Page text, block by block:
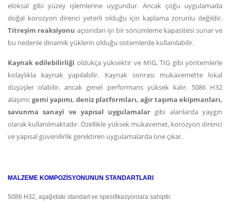
eloksal gibi yüzey işlemlerine uygundur. Ancak çoğu uygulamada
doğal korozyon direnci yeterli olduğu için kaplama zorunlu değildir.
Titreşim reaksiyonu açısından iyi bir sönümleme kapasitesi sunar ve
bu nedenle dinamik yüklerin olduğu sistemlerde kullanılabilir.
Kaynak edilebilirliği oldukça yüksektir ve MIG, TIG gibi yöntemlerle
kolaylıkla kaynak yapılabilir. Kaynak sonrası mukavemette lokal
düşüşler olabilir, ancak genel performans yüksek kalır. 5086 H32
alaşımı;gemi yapımı, deniz platformları, ağır taşıma ekipmanları,
savunma sanayi ve yapısal uygulamalar gibi alanlarda yaygın
olarak kullanılmaktadır. Özellikle yüksek mukavemet, korozyon direnci
ve yapısal güvenilirlik gerektiren uygulamalarda öne çıkar.
MALZEME KOMPOZİSYONUNUN STANDARTLARI
5086 H32, aşağıdaki standart ve spesifikasyonlara sahiptir.